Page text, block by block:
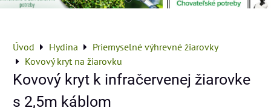
Úvod Hydina
Priemyselné výhrevné žiarovky
Kovový kryt na žiarovku
Kovový kryt k infračervenej žiarovke
s 2,5m káblom